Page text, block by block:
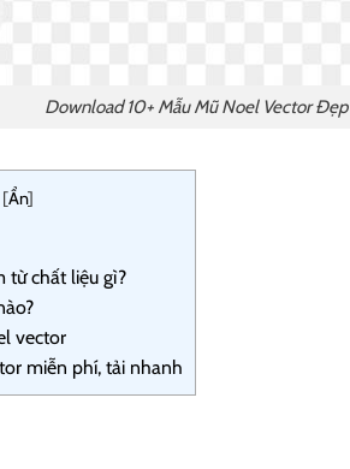
Download 10+ Mẫu Mũ Noel Vector Đẹp
[Ẩn]
từ chất liệu gì?
vector
miễn phí, tải nhanh